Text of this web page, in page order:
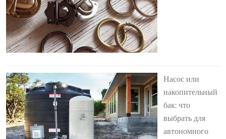
Насос или
накопительный
бак: что
выбрать для
автономного